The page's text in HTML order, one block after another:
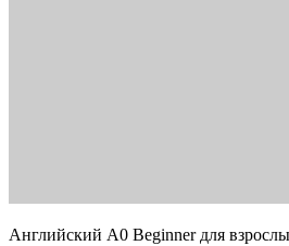
Английский A0 Beginner для